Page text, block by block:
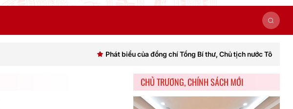
Phát biểu của đồng chí Tổng Bí thư, Chủ tịch nước Tô Lâm khai mạc
CHỦ TRƯƠNG, CHÍNH SÁCH MỚI